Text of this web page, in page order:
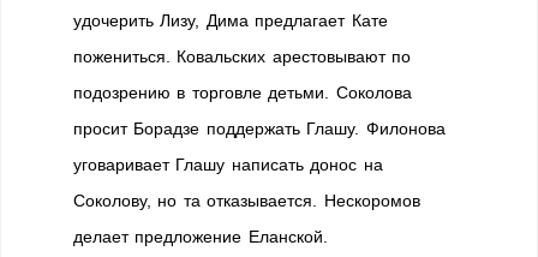
удочерить Лизу, Дима предлагает Кате
пожениться. Ковальских арестовывают по
подозрению в торговле детьми. Соколова
просит Борадзе поддержать Глашу. Филонова
уговаривает Глашу написать донос на
Соколову, но та отказывается. Нескоромов
делает предложение Еланской.